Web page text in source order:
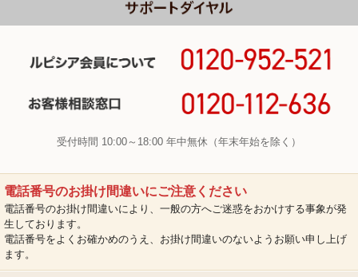
受付時間 10:00～18:00 年中無休（年末年始を除く）
電話番号のお掛け間違いにご注意ください
電話番号のお掛け間違いにより、一般の方へご迷惑をおかけする事象が発
生しております。
電話番号をよくお確かめのうえ、お掛け間違いのないようお願い申し上げ
ます。